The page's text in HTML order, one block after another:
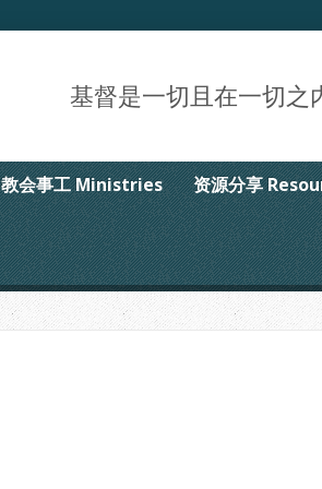
基督是一切且在一切之
教会事工 Ministries 资源分享